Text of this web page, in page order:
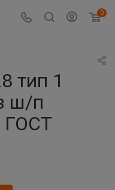
0
тип 1
ш/п
ГОСТ